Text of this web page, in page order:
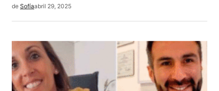
de Sofíaabril 29, 2025